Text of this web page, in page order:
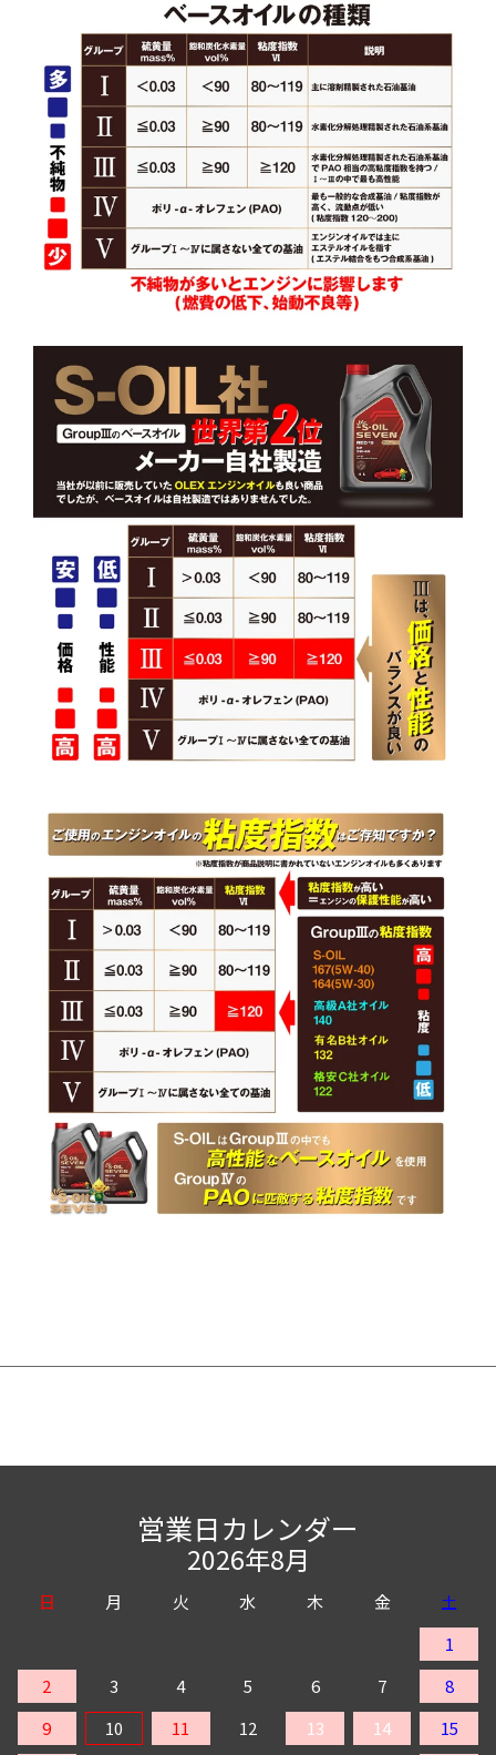
営業日カレンダー
2026年8月
日 月 火 水 木 金
土
1
2
3 4 5 6 7
8
9
10 11 12 13 14
15